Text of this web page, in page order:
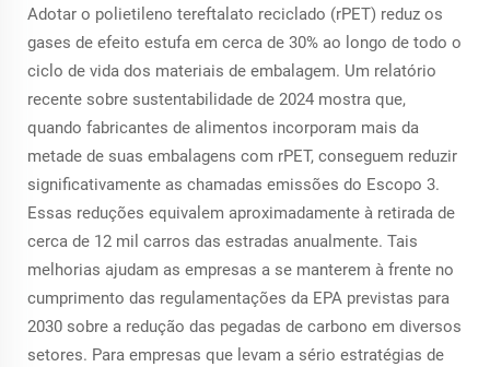
Adotar o polietileno tereftalato reciclado (rPET) reduz os
gases de efeito estufa em cerca de 30% ao longo de todo o
ciclo de vida dos materiais de embalagem. Um relatório
recente sobre sustentabilidade de 2024 mostra que,
quando fabricantes de alimentos incorporam mais da
metade de suas embalagens com rPET, conseguem reduzir
significativamente as chamadas emissões do Escopo 3.
Essas reduções equivalem aproximadamente à retirada de
cerca de 12 mil carros das estradas anualmente. Tais
melhorias ajudam as empresas a se manterem à frente no
cumprimento das regulamentações da EPA previstas para
2030 sobre a redução das pegadas de carbono em diversos
setores. Para empresas que levam a sério estratégias de